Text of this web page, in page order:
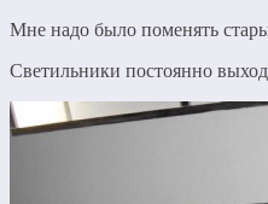
Мне надо было поменять
Светильники постоянно